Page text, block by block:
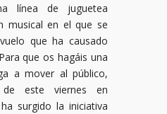
línea de juguetea
musical en el que se
que ha causado
que os hagáis una
a mover al público,
este viernes en
surgido la iniciativa